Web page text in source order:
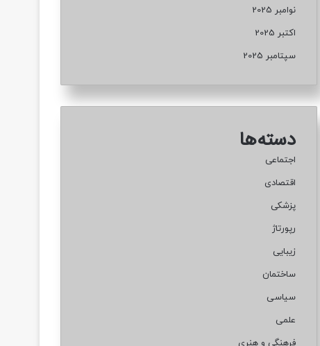
نوامبر 2025
اکتبر 2025
سپتامبر 2025
دسته‌ها
اجتماعی
اقتصادی
پزشکی
رپورتاژ
زیبایی
ساختمان
سیاسی
علمی
فرهنگی و هنری